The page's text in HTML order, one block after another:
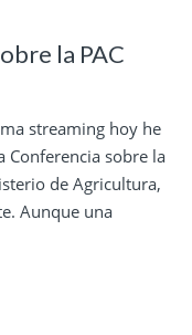
la PAC
streaming hoy he
Conferencia sobre la
de Agricultura,
Aunque una